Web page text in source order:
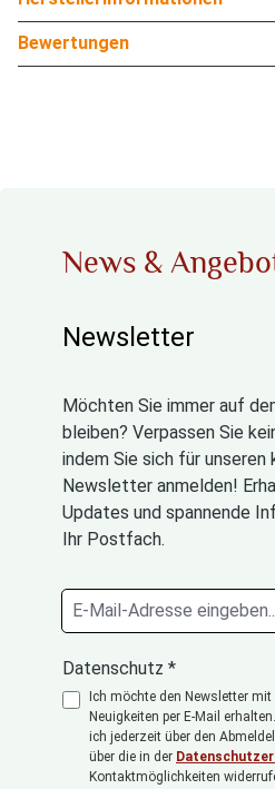
Bewertungen
News &
Newsletter
Möchten Sie immer auf
bleiben? Verpassen Sie
indem Sie sich für unseren
Newsletter anmelden!
Updates und spannende
Ihr Postfach.
Datenschutz *
Ich möchte den Newsletter mit
Neuigkeiten per E-Mail
ich jederzeit über den
über die in der
Kontaktmöglichkeiten